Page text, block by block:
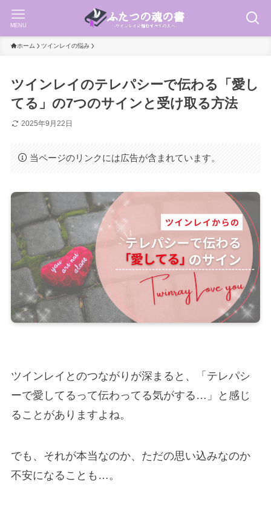
MENU
ホーム ツインレイの悩み
ツインレイのテレパシーで伝わる「愛し
てる」の7つのサインと受け取る方法
2025年9月22日
当ページのリンクには広告が含まれています。
ツインレイとのつながりが深まると、「テレパシ
ーで愛してるって伝わってる気がする…」と感じ
ることがありますよね。
でも、それが本当なのか、ただの思い込みなのか
不安になることも…。